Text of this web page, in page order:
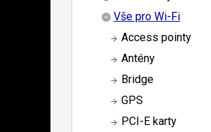
Vše pro Wi-Fi
Access pointy
Antény
Bridge
GPS
PCI-E karty